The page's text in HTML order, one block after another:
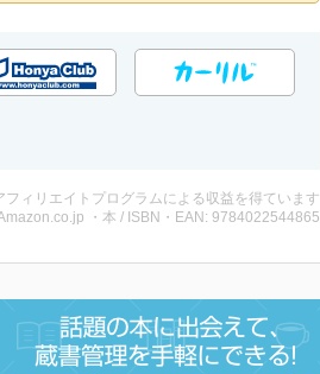
フィリエイトプログラムによる収益を得ています
・本 / ISBN・EAN: 9784022544865